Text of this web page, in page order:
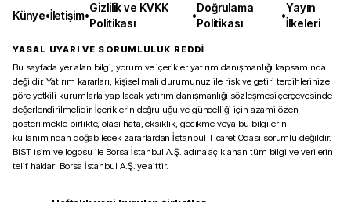
Künye•İletişim•
Gizlilik ve KVKK
Politikası
•
Doğrulama
Politikası
•
Yayın
İlkeleri
YASAL UYARI VE SORUMLULUK REDDİ
Bu sayfada yer alan bilgi, yorum ve içerikler yatırım danışmanlığı kapsamında
değildir. Yatırım kararları, kişisel mali durumunuz ile risk ve getiri tercihlerinize
göre yetkili kurumlarla yapılacak yatırım danışmanlığı sözleşmesi çerçevesinde
değerlendirilmelidir. İçeriklerin doğruluğu ve güncelliği için azami özen
gösterilmekle birlikte, olası hata, eksiklik, gecikme veya bu bilgilerin
kullanımından doğabilecek zararlardan İstanbul Ticaret Odası sorumlu değildir.
BIST isim ve logosu ile Borsa İstanbul A.Ş. adına açıklanan tüm bilgi ve verilerin
telif hakları Borsa İstanbul A.Ş.’ye aittir.